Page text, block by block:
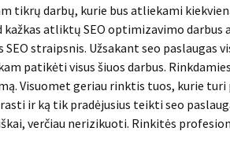
tikrų darbų, kurie bus atliekami
atliktų SEO optimizavimo darbus
straipsnis. Užsakant seo paslaugas
patikėti visus šiuos darbus.
Visuomet geriau rinktis tuos, kurie
ir ką tik pradėjusius teikti seo
verčiau nerizikuoti. Rinkitės